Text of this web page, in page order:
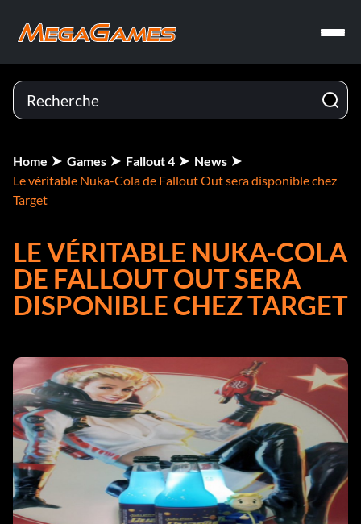
Home Games Fallout 4
News
Le véritable Nuka-Cola de Fallout Out sera disponible chez
Target
LE VÉRITABLE NUKA-COLA
DE FALLOUT OUT SERA
DISPONIBLE CHEZ TARGET